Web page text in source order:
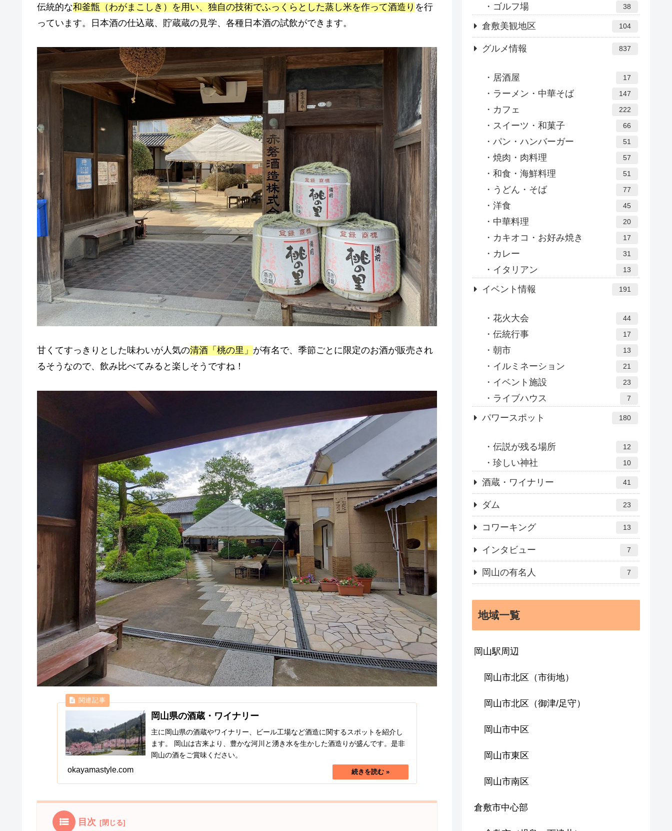
伝統的な和釜甑（わがまこしき）を用い、独自の技術でふっくらとした蒸し米を作って酒造り を行
っています。日本酒の仕込蔵、貯蔵蔵の見学、各種日本酒の試飲ができます。
甘くてすっきりとした味わいが人気の清酒「桃の里」 が有名で、季節ごとに限定のお酒が販売され
るそうなので、飲み比べてみると楽しそうですね！
岡山県の酒蔵・ワイナリー
主に岡山県の酒蔵やワイナリー、ビール工場など酒造に関するスポットを紹介し
ます。 岡山は古来より、豊かな河川と湧き水を生かした酒造りが盛んです。是非
岡山の酒をご賞味ください。
okayamastyle.com
目次
ゴルフ場 38
倉敷美観地区 104
グルメ情報 837
居酒屋 17
ラーメン・中華そば 147
カフェ 222
スイーツ・和菓子 66
パン・ハンバーガー 51
焼肉・肉料理 57
和食・海鮮料理 51
うどん・そば 77
洋食 45
中華料理 20
カキオコ・お好み焼き 17
カレー 31
イタリアン 13
イベント情報 191
花火大会 44
伝統行事 17
朝市 13
イルミネーション 21
イベント施設 23
ライブハウス 7
パワースポット 180
伝説が残る場所 12
珍しい神社 10
酒蔵・ワイナリー 41
ダム 23
コワーキング 13
インタビュー 7
岡山の有名人 7
地域一覧
岡山駅周辺
岡山市北区（市街地）
岡山市北区（御津/足守）
岡山市中区
岡山市東区
岡山市南区
倉敷市中心部